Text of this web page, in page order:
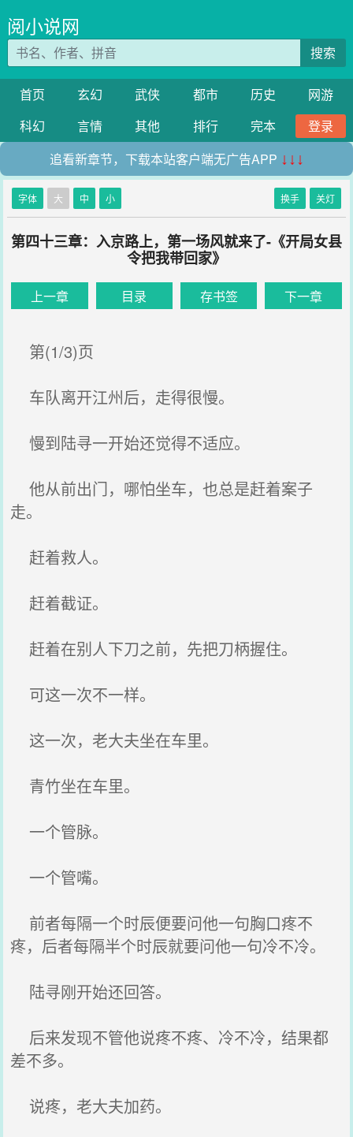
阅小说网
搜索
首页 玄幻 武侠 都市 历史
网游
科幻
言情 其他 排行 完本
登录
追看新章节，下载本站客户端无广告APP ↓↓↓
字体 大 中 小 换手 关灯
第四十三章：入京路上，第一场风就来了-《开局女县
令把我带回家》
上一章 目录 存书签 下一章
第(1/3)页
车队离开江州后，走得很慢。
慢到陆寻一开始还觉得不适应。
他从前出门，哪怕坐车，也总是赶着案子
走。
赶着救人。
赶着截证。
赶着在别人下刀之前，先把刀柄握住。
可这一次不一样。
这一次，老大夫坐在车里。
青竹坐在车里。
一个管脉。
一个管嘴。
前者每隔一个时辰便要问他一句胸口疼不
疼，后者每隔半个时辰就要问他一句冷不冷。
陆寻刚开始还回答。
后来发现不管他说疼不疼、冷不冷，结果都
差不多。
说疼，老大夫加药。